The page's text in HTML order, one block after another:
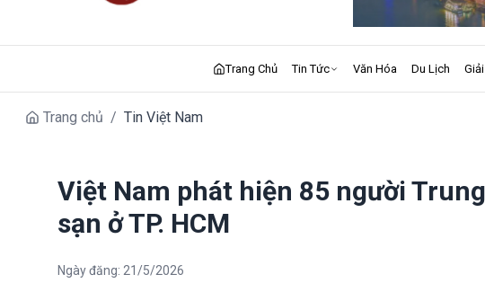
Trang Chủ Tin Tức Văn Hóa Du Lịch
Trang chủ / Tin Việt Nam
Việt Nam phát hiện 85 người
sạn ở TP. HCM
Ngày đăng: 21/5/2026